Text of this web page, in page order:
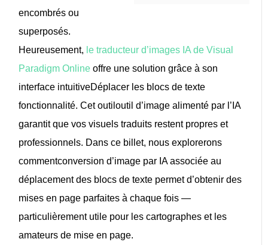
encombrés ou
superposés.
Heureusement, le traducteur d’images IA de Visual
Paradigm Online offre une solution grâce à son
interface intuitiveDéplacer les blocs de texte
fonctionnalité. Cet outiloutil d’image alimenté par l’IA
garantit que vos visuels traduits restent propres et
professionnels. Dans ce billet, nous explorerons
commentconversion d’image par IAassociée au
déplacement des blocs de texte permet d’obtenir des
mises en page parfaites à chaque fois —
particulièrement utile pour les cartographes et les
amateurs de mise en page.